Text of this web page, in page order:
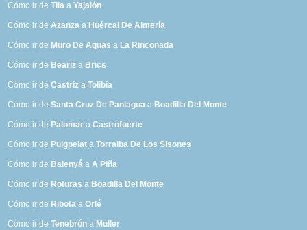
Cómo ir deTila aYajalón
Cómo ir deAzanza a Huércal De Almería
Cómo ir de Muro De Aguas a La Rinconada
Cómo ir de Beariz a Brics
Cómo ir deCastriz aTolibia
Cómo ir deSanta Cruz De Paniagua a Boadilla Del Monte
Cómo ir de Palomar aCastrofuerte
Cómo ir de Puigpelat aTorralba De Los Sisones
Cómo ir de Balenyá aA Piña
Cómo ir de Roturas a Boadilla Del Monte
Cómo ir de Ribota aOrlé
Cómo ir deTenebrón a Muller